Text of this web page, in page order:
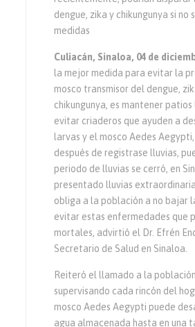
dengue, zika y chikungunya si no
medidas
Culiacán, Sinaloa, 04 de
la mejor medida para evitar la
mosco transmisor del dengue,
chikungunya, es mantener patios
evitar criaderos que ayuden a
larvas y el mosco Aedes
después de registrase lluvias,
periodo de lluvias se cerró, en
presentado lluvias
obliga a la población a no bajar
evitar estas enfermedades que
mortales, advirtió el Dr. Efrén
Secretario de Salud en Sinaloa.
Reiteró el llamado a la
supervisando cada rincón del
mosco Aedes Aegypti puede
agua almacenada hasta en una